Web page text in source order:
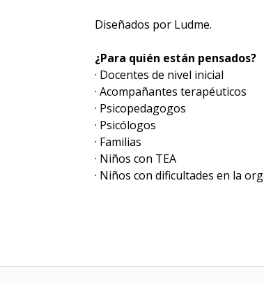
Diseñados por Ludme.
¿Para quién están pensados?
· Docentes de nivel inicial
· Acompañantes terapéuticos
· Psicopedagogos
· Psicólogos
· Familias
· Niños con TEA
· Niños con dificultades en la